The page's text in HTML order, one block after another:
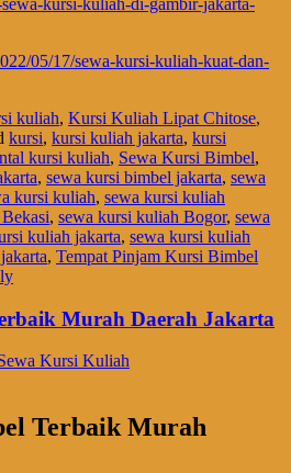
kursi-kuliah-di-gambir-jakarta-
05/17/sewa-kursi-kuliah-kuat-dan-
kuliah, Kursi Kuliah Lipat Chitose,
kursi, kursi kuliah jakarta, kursi
kursi kuliah, Sewa Kursi Bimbel,
, sewa kursi bimbel jakarta, sewa
kursi kuliah, sewa kursi kuliah
, sewa kursi kuliah Bogor, sewa
kuliah jakarta, sewa kursi kuliah
, Tempat Pinjam Kursi Bimbel
Murah Daerah Jakarta
Kursi Kuliah
Terbaik Murah